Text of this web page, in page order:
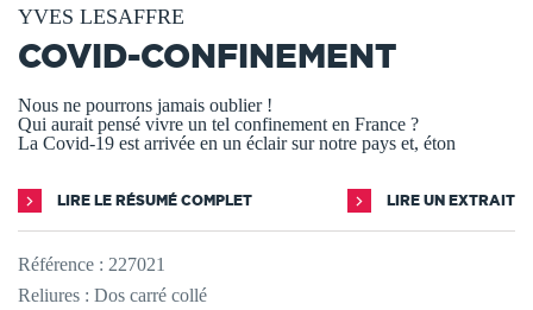
YVES LESAFFRE
COVID-CONFINEMENT
Nous ne pourrons jamais oublier !
Qui aurait pensé vivre un tel confinement en France ?
La Covid-19 est arrivée en un éclair sur notre pays et, éton
LIRE LE RÉSUMÉ COMPLET LIRE UN EXTRAIT
Référence : 227021
Reliures : Dos carré collé